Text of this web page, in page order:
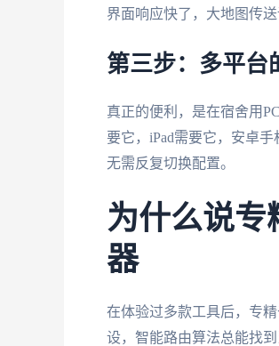
界面响应快了，大地图传
第三步：多平台
真正的便利，是在宿舍用
要它，iPad需要它，安卓
无需反复切换配置。
为什么说专
器
在体验过多款工具后，专
设，智能路由算法总能找